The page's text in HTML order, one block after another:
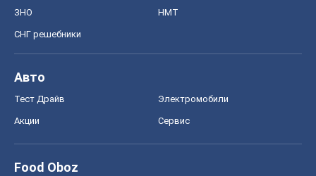
ЗНО НМТ
СНГ решебники
Авто
Тест Драйв Электромобили
Акции Сервис
Food Oboz